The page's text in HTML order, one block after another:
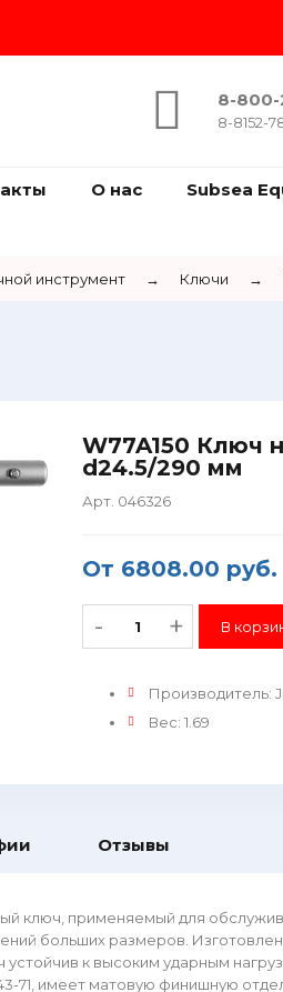
8-800-
8-8152-
О нас Subsea
инструмент → Ключи →
W77A150 Ключ
d24.5/290 мм
Арт. 046326
От 6808.00 руб.
- +
Производитель:
Вес: 1.69
Отзывы
ключ, применяемый для
больших размеров.
к высоким ударным
71, имеет матовую финишную